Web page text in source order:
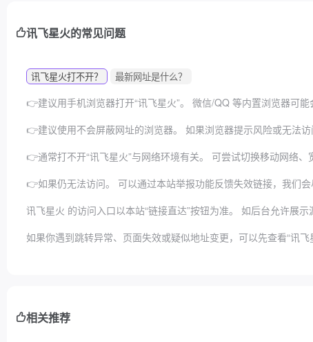
讯飞星火的常见问题
讯飞星火打不开？ 最新网址是什么？
👉建议用手机浏览器打开“讯飞星火”。
微信/QQ 等内置浏览器可能
👉建议使用不会屏蔽网址的浏览器。
如果浏览器提示风险或无法
👉通常打不开“讯飞星火”与网络环境有关。
可尝试切换移动网络、
👉如果仍无法访问。
可以通过本站举报功能反馈失效链接，我们会
讯飞星火 的访问入口以本站“链接直达”按钮为准。
如后台允许展示
如果你遇到跳转异常、页面失效或疑似地址变更，可以先查看“讯
相关推荐